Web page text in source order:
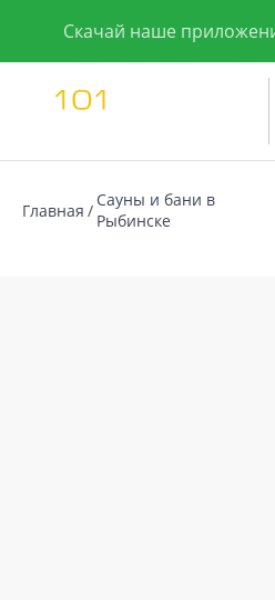
Скачай наше
Главная
Сауны и бани в
Рыбинске